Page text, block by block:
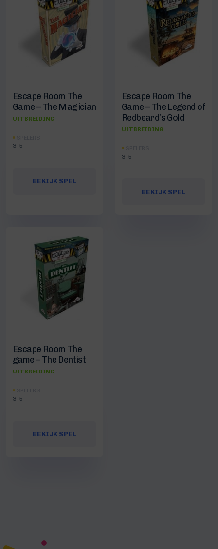
Escape Room The
Game – The Magician
UITBREIDING
3-5
BEKIJK SPEL
Escape Room The
Game – The Legend of
Redbeard’s Gold
UITBREIDING
3-5
BEKIJK SPEL
Escape Room The
game – The Dentist
UITBREIDING
3-5
BEKIJK SPEL